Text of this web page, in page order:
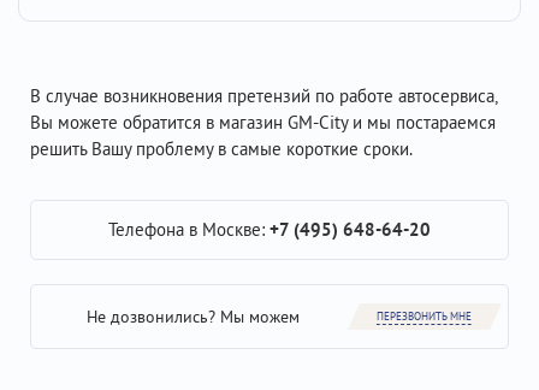
В случае возникновения претензий по работе автосервиса,
Вы можете обратится в магазин GM-City и мы постараемся
решить Вашу проблему в самые короткие сроки.
Телефона в Москве: +7 (495) 648-64-20
Не дозвонились? Мы можем ПЕРЕЗВОНИТЬ МНЕ